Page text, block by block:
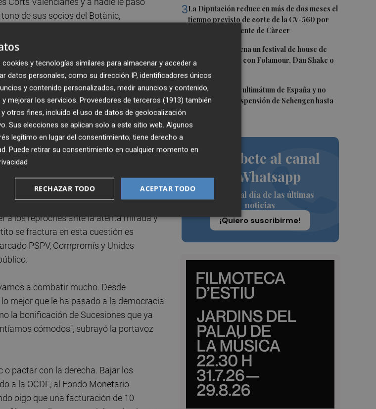
3La Diputación reduce en más de dos meses el
tiempo previsto de corte de la CV-560 por
las obras del puente de Càrcer
Roig Arena estrena un festival de house de
más de 10 horas con Folamour, Dan Shake o
The Basement
5Italia rechaza el ultimátum de España y no
reevaluará la suspensión de Schengen hasta
Suscríbete al canal
de Whatsapp
Siempre al día de las últimas
noticias
¡Quiero suscribirme!
de sus socios del Botànic,
tribuna. Y el fondo de su discurso, aún
legal. La síndica de Compromís, Papi
con la intención de que este termine
esta bonificación a empresas que
la economía" y "rompe los acuerdos
fue una de las últimas personas que la
pero si duro fue el discurso, más aún lo
a los reproches ante la atenta mirada y
se fractura en esta cuestión es
PSPV, Compromís y Unides
a combatir mucho. Desde
mejor que le ha pasado a la democracia
la bonificación de Sucesiones que ya
cómodos", subrayó la portavoz
o pactar con la derecha. Bajar los
a la OCDE, al Fondo Monetario
oigo que una facturación de 10
y tecnologías similares para almacenar y acceder a
datos personales, como su dirección IP, identificadores únicos
y contenido personalizados, medir anuncios y contenido,
mejorar los servicios. Proveedores de terceros (1913) también
otros fines, incluido el uso de datos de geolocalización
Sus elecciones se aplican solo a este sitio web. Algunos
legítimo en lugar del consentimiento; tiene derecho a
. Puede retirar su consentimiento en cualquier momento en
ACEPTAR TODO
RECHAZAR TODO